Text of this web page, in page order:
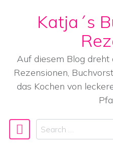
Skip to content
Katja´s
Auf diesem Blog dreht
Rezensionen,
das Kochen von
Main
Search